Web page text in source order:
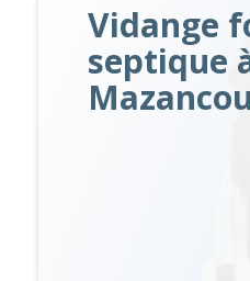
Vidange
septique